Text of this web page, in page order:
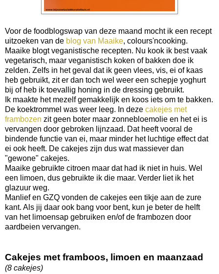
Voor de foodblogswap van deze maand mocht ik een recept
uitzoeken van de blog van Maaike, colours'ncooking.
Maaike blogt veganistische recepten. Nu kook ik best vaak
vegetarisch, maar veganistisch koken of bakken doe ik
zelden. Zelfs in het geval dat ik geen vlees, vis, ei of kaas
heb gebruikt, zit er dan toch wel weer een schepje yoghurt
bij of heb ik toevallig honing in de dressing gebruikt.
Ik maakte het mezelf gemakkelijk en koos iets om te bakken.
De koektrommel was weer leeg. In deze cakejes met
frambozen zit geen boter maar zonnebloemolie en het ei is
vervangen door gebroken lijnzaad. Dat heeft vooral de
bindende functie van ei, maar minder het luchtige effect dat
ei ook heeft. De cakejes zijn dus wat massiever dan
"gewone" cakejes.
Maaike gebruikte citroen maar dat had ik niet in huis. Wel
een limoen, dus gebruikte ik die maar. Verder liet ik het
glazuur weg.
Manlief en GZQ vonden de cakejes een tikje aan de zure
kant. Als jij daar ook bang voor bent, kun je beter de helft
van het limoensap gebruiken en/of de frambozen door
aardbeien vervangen.
Cakejes met framboos, limoen en maanzaad
(8 cakejes)